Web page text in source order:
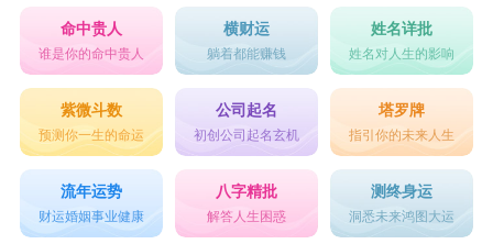
不动声色，暗暗观察你的喜好，然后竭尽所能满足
你，看你的眼神非常温柔非常深情，独占欲非常
强，对你的照顾无微不至，虽然没有很多甜言蜜
语。
水瓶座
：时刻的关心你
水瓶座是一个懂得付出的
，喜欢上谁能够
命中贵人
谁是你的命中贵人
横财运
躺着都能赚钱
姓名详批
姓名对人生的影响
紫微斗数
预测你一生的命运
公司起名
初创公司起名玄机
塔罗牌
指引你的未来人生
流年运势
财运婚姻事业健康
八字精批
解答人生困惑
测终身运
洞悉未来鸿图大运